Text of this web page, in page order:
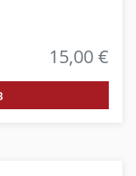
15,00 €